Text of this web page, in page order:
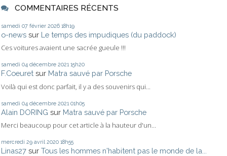
COMMENTAIRES RÉCENTS
samedi 07 février 2026 18h19
o-news sur Le temps des impudiques (du paddock)
Ces voitures avaient une sacrée gueule !!!
samedi 04 décembre 2021 15h20
F.Coeuret sur Matra sauvé par Porsche
Voilà qui est donc parfait, il y a des souvenirs qui...
samedi 04 décembre 2021 01h05
Alain DORING sur Matra sauvé par Porsche
Merci beaucoup pour cet article à la hauteur d'un...
mercredi 29 avril 2020 18h55
Linas27 sur Tous les hommes n'habitent pas le monde de la...